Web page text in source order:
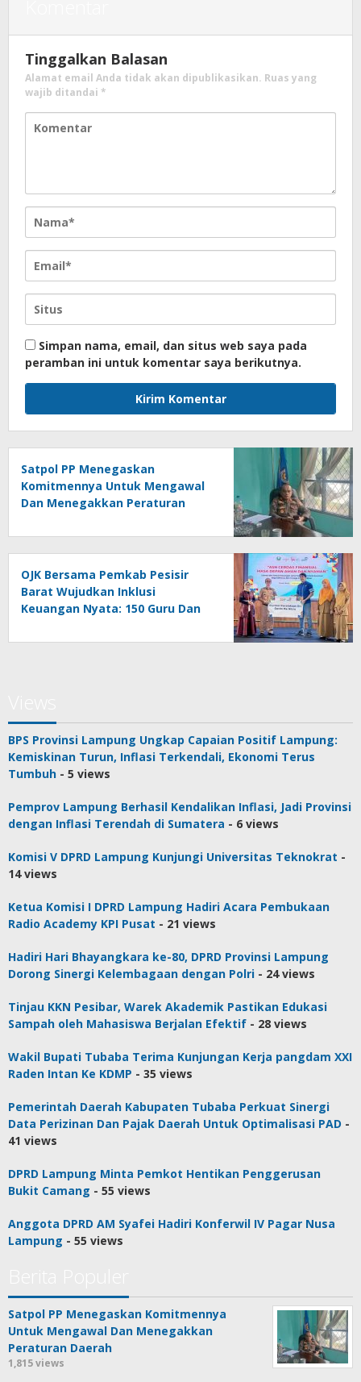
Tinggalkan Balasan
Alamat email Anda tidak akan dipublikasikan. Ruas yang
wajib ditandai *
Simpan nama, email, dan situs web saya pada
peramban ini untuk komentar saya berikutnya.
Satpol PP Menegaskan
Komitmennya Untuk Mengawal
Dan Menegakkan Peraturan
OJK Bersama Pemkab Pesisir
Barat Wujudkan Inklusi
Keuangan Nyata: 150 Guru Dan
Asuransi Jiwa
BPS Provinsi Lampung Ungkap Capaian Positif Lampung:
Kemiskinan Turun, Inflasi Terkendali, Ekonomi Terus
Tumbuh - 5 views
Pemprov Lampung Berhasil Kendalikan Inflasi, Jadi Provinsi
dengan Inflasi Terendah di Sumatera - 6 views
Komisi V DPRD Lampung Kunjungi Universitas Teknokrat -
14 views
Ketua Komisi I DPRD Lampung Hadiri Acara Pembukaan
Radio Academy KPI Pusat - 21 views
Hadiri Hari Bhayangkara ke-80, DPRD Provinsi Lampung
Dorong Sinergi Kelembagaan dengan Polri - 24 views
Tinjau KKN Pesibar, Warek Akademik Pastikan Edukasi
Sampah oleh Mahasiswa Berjalan Efektif - 28 views
Wakil Bupati Tubaba Terima Kunjungan Kerja pangdam XXI
Raden Intan Ke KDMP - 35 views
Pemerintah Daerah Kabupaten Tubaba Perkuat Sinergi
Data Perizinan Dan Pajak Daerah Untuk Optimalisasi PAD -
41 views
DPRD Lampung Minta Pemkot Hentikan Penggerusan
Bukit Camang - 55 views
Anggota DPRD AM Syafei Hadiri Konferwil IV Pagar Nusa
Lampung - 55 views
Satpol PP Menegaskan Komitmennya
Untuk Mengawal Dan Menegakkan
Peraturan Daerah
1,815 views